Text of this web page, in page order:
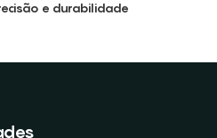
e durabilidade